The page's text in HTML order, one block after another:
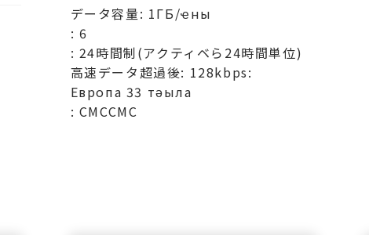
データ容量: 1ГБ/ҽны
: 6
: 24時間制(アクティベら24時間単位)
高速データ超過後: 128kbps:
Европа 33 тәыла
: СМССМС